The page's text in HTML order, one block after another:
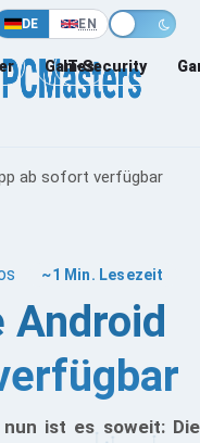
DE EN
Games
IT-Security
ab sofort verfügbar
~1 Min. Lesezeit
ist es soweit: Die